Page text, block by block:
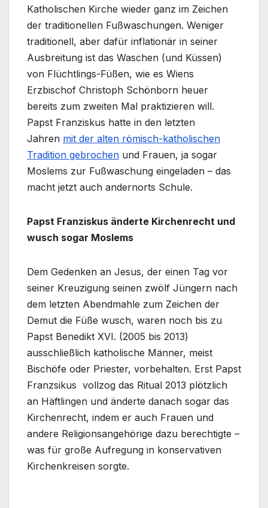
Katholischen Kirche wieder ganz im Zeichen
der traditionellen Fußwaschungen. Weniger
traditionell, aber dafür inflationär in seiner
Ausbreitung ist das Waschen (und Küssen)
von Flüchtlings-Füßen, wie es Wiens
Erzbischof Christoph Schönborn heuer
bereits zum zweiten Mal praktizieren will.
Papst Franziskus hatte in den letzten
Jahren mit der alten römisch-katholischen
Tradition gebrochen und Frauen, ja sogar
Moslems zur Fußwaschung eingeladen – das
macht jetzt auch andernorts Schule.
Papst Franziskus änderte Kirchenrecht und
wusch sogar Moslems
Dem Gedenken an Jesus, der einen Tag vor
seiner Kreuzigung seinen zwölf Jüngern nach
dem letzten Abendmahle zum Zeichen der
Demut die Füße wusch, waren noch bis zu
Papst Benedikt XVI. (2005 bis 2013)
ausschließlich katholische Männer, meist
Bischöfe oder Priester, vorbehalten. Erst Papst
Franzsikus vollzog das Ritual 2013 plötzlich
an Häftlingen und änderte danach sogar das
Kirchenrecht, indem er auch Frauen und
andere Religionsangehörige dazu berechtigte –
was für große Aufregung in konservativen
Kirchenkreisen sorgte.